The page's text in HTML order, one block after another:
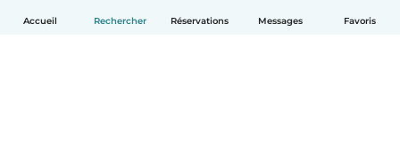
Accueil Rechercher Réservations Messages Favoris